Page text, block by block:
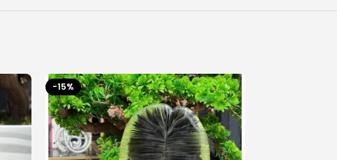
-15%